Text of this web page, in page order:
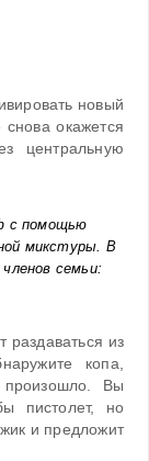
новый
окажется
центральную
с помощью
микстуры. В
семьи:
раздаваться из
копа,
произошло. Вы
пистолет, но
и предложит